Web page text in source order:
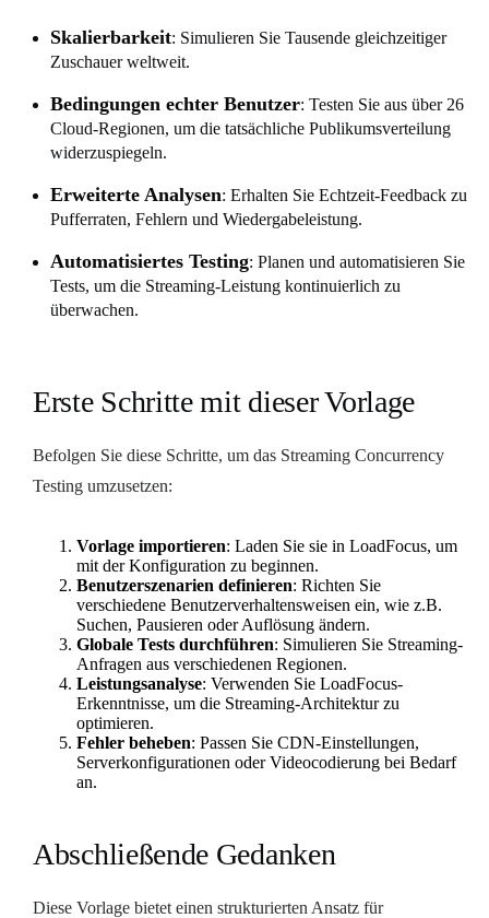
Skalierbarkeit: Simulieren Sie Tausende gleichzeitiger
Zuschauer weltweit.
Bedingungen echter Benutzer: Testen Sie aus über 26
Cloud-Regionen, um die tatsächliche Publikumsverteilung
widerzuspiegeln.
Erweiterte Analysen: Erhalten Sie Echtzeit-Feedback zu
Pufferraten, Fehlern und Wiedergabeleistung.
Automatisiertes Testing: Planen und automatisieren Sie
Tests, um die Streaming-Leistung kontinuierlich zu
überwachen.
Erste Schritte mit dieser Vorlage
Befolgen Sie diese Schritte, um das Streaming Concurrency
Testing umzusetzen:
Vorlage importieren: Laden Sie sie in LoadFocus, um
mit der Konfiguration zu beginnen.
Benutzerszenarien definieren: Richten Sie
verschiedene Benutzerverhaltensweisen ein, wie z.B.
Suchen, Pausieren oder Auflösung ändern.
Globale Tests durchführen: Simulieren Sie Streaming-
Anfragen aus verschiedenen Regionen.
Leistungsanalyse: Verwenden Sie LoadFocus-
Erkenntnisse, um die Streaming-Architektur zu
optimieren.
Fehler beheben: Passen Sie CDN-Einstellungen,
Serverkonfigurationen oder Videocodierung bei Bedarf
an.
Abschließende Gedanken
Diese Vorlage bietet einen strukturierten Ansatz für